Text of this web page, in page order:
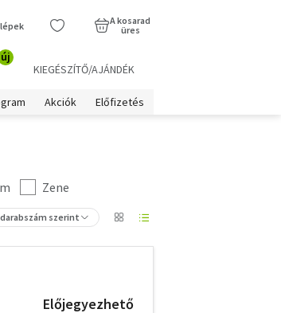
A kosarad
üres
új
KIEGÉSZÍTŐ/AJÁNDÉK
Akciók Előfizetés
Zene
szerint
Előjegyezhető